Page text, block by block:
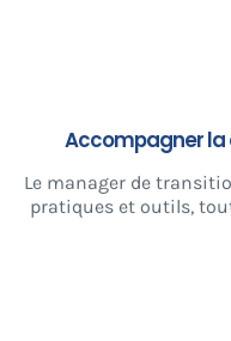
Accompagner
Le manager de
pratiques et outils,